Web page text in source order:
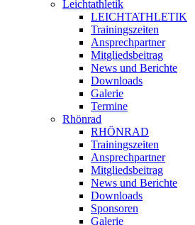
Leichtathletik
LEICHTATHLETIK
Trainingszeiten
Ansprechpartner
Mitgliedsbeitrag
News und Berichte
Downloads
Galerie
Termine
Rhönrad
RHÖNRAD
Trainingszeiten
Ansprechpartner
Mitgliedsbeitrag
News und Berichte
Downloads
Sponsoren
Galerie